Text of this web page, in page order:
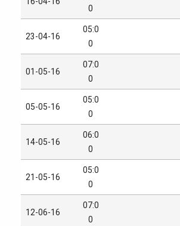
0
23-04-16
05:0
0
01-05-16
07:0
0
05-05-16
05:0
0
14-05-16
06:0
0
21-05-16
05:0
0
12-06-16
07:0
0